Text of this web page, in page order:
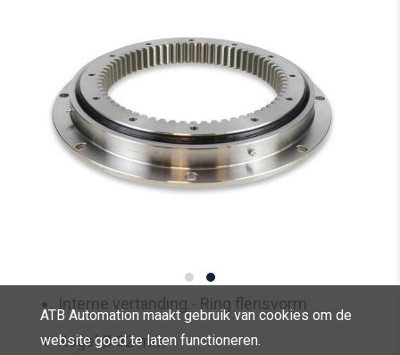
Interne vertanding - Ring flensvorm
Kogel Ø 32 mm
ATB Automation maakt gebruik van cookies om de
website goed te laten functioneren.